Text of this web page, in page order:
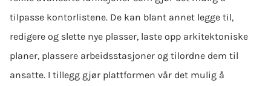
tilpasse kontorlistene. De kan blant annet legge til,
redigere og slette nye plasser, laste opp arkitektoniske
planer, plassere arbeidsstasjoner og tilordne dem til
ansatte. I tillegg gjør plattformen vår det mulig å